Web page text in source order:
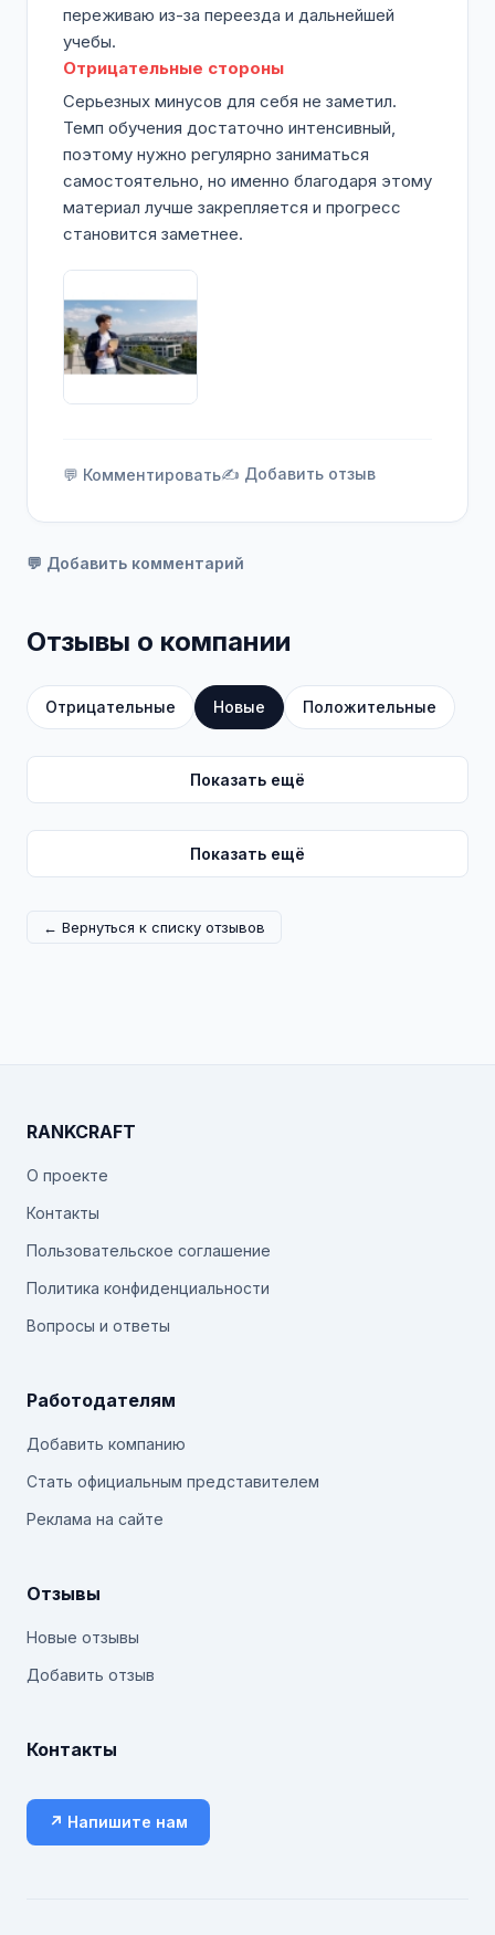
переживаю из-за переезда и дальнейшей
учебы.
Отрицательные стороны
Серьезных минусов для себя не заметил.
Темп обучения достаточно интенсивный,
поэтому нужно регулярно заниматься
самостоятельно, но именно благодаря этому
материал лучше закрепляется и прогресс
становится заметнее.
💬 Комментировать✍️ Добавить отзыв
💬 Добавить комментарий
Отзывы о компании
Отрицательные Новые Положительные
Показать ещё
Показать ещё
← Вернуться к списку отзывов
RANKCRAFT
О проекте
Контакты
Пользовательское соглашение
Политика конфиденциальности
Вопросы и ответы
Работодателям
Добавить компанию
Стать официальным представителем
Реклама на сайте
Отзывы
Новые отзывы
Добавить отзыв
Контакты
↗ Напишите нам